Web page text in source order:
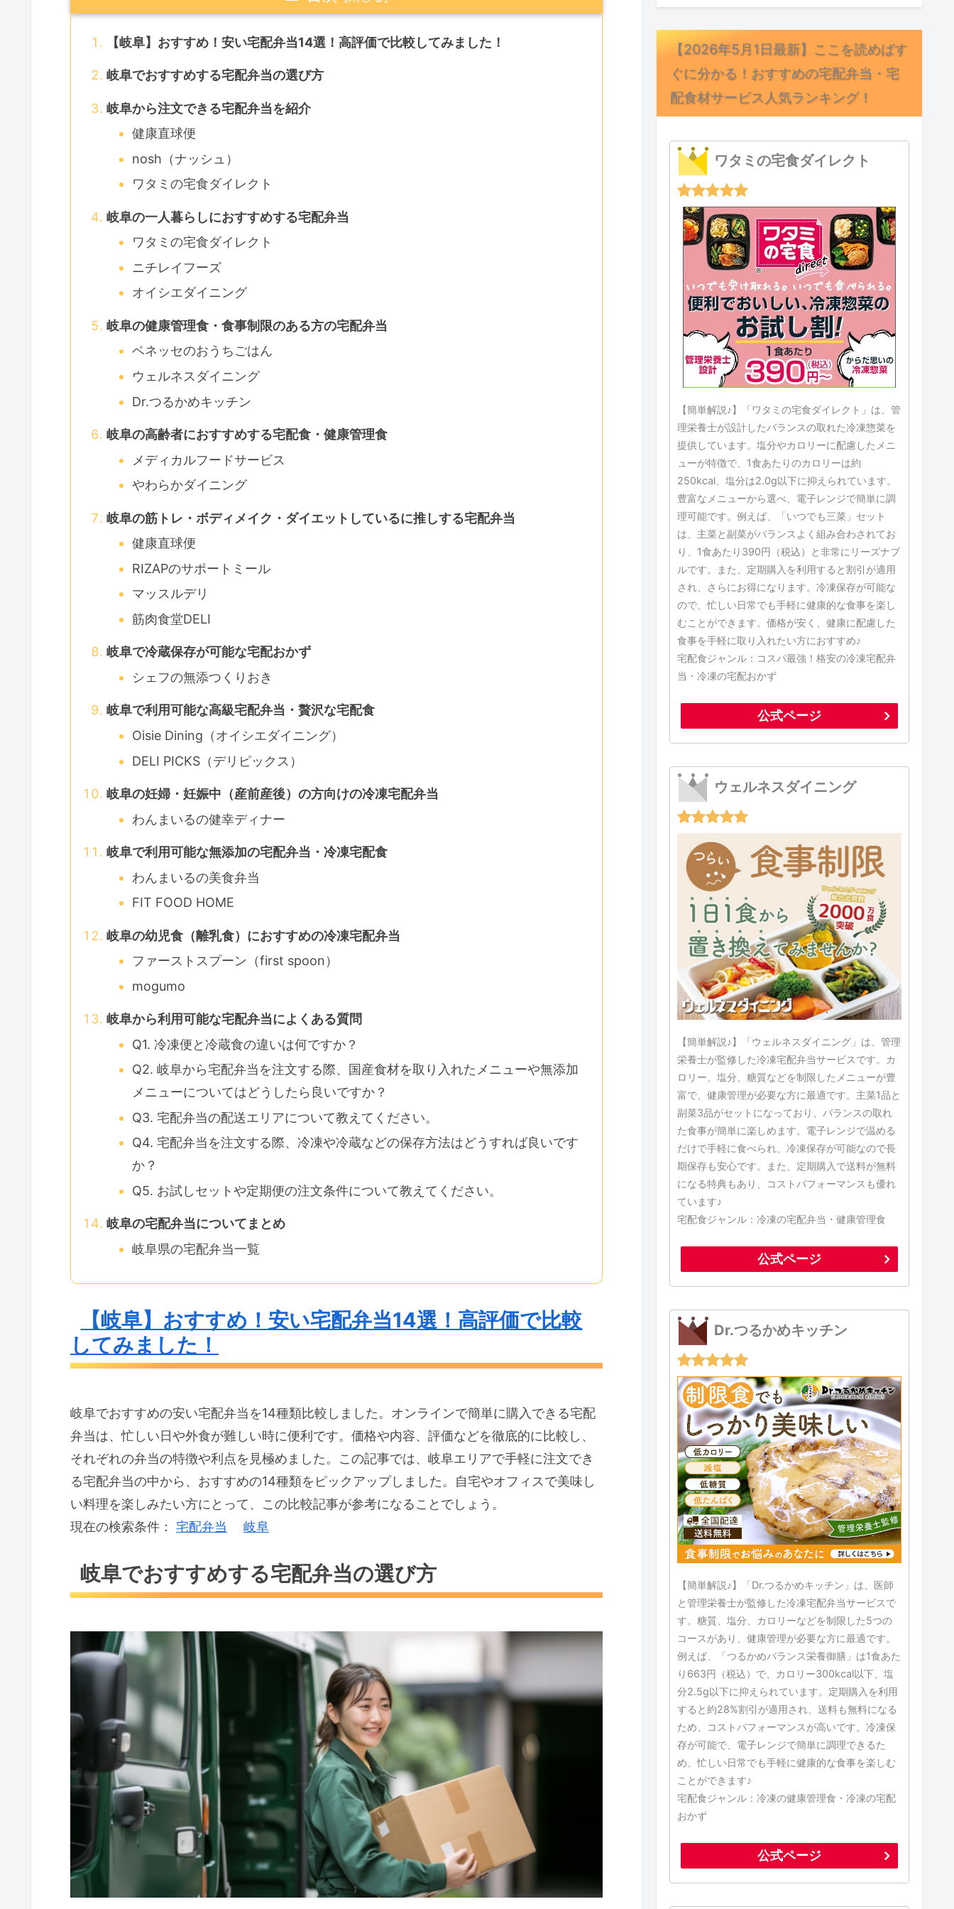
【岐阜】おすすめ！安い宅配弁当14選！高評価で比較してみました！
岐阜でおすすめする宅配弁当の選び方
岐阜から注文できる宅配弁当を紹介
健康直球便
nosh（ナッシュ）
ワタミの宅食ダイレクト
岐阜の一人暮らしにおすすめする宅配弁当
ワタミの宅食ダイレクト
ニチレイフーズ
オイシエダイニング
岐阜の健康管理食・食事制限のある方の宅配弁当
ベネッセのおうちごはん
ウェルネスダイニング
Dr.つるかめキッチン
岐阜の高齢者におすすめする宅配食・健康管理食
メディカルフードサービス
やわらかダイニング
岐阜の筋トレ・ボディメイク・ダイエットしているに推しする宅配弁当
健康直球便
RIZAPのサポートミール
マッスルデリ
筋肉食堂DELI
岐阜で冷蔵保存が可能な宅配おかず
シェフの無添つくりおき
岐阜で利用可能な高級宅配弁当・贅沢な宅配食
Oisie Dining（オイシエダイニング）
DELI PICKS（デリピックス）
岐阜の妊婦・妊娠中（産前産後）の方向けの冷凍宅配弁当
わんまいるの健幸ディナー
岐阜で利用可能な無添加の宅配弁当・冷凍宅配食
わんまいるの美食弁当
FIT FOOD HOME
岐阜の幼児食（離乳食）におすすめの冷凍宅配弁当
ファーストスプーン（first spoon）
mogumo
岐阜から利用可能な宅配弁当によくある質問
Q1. 冷凍便と冷蔵食の違いは何ですか？
Q2. 岐阜から宅配弁当を注文する際、国産食材を取り入れたメニューや無添加
メニューについてはどうしたら良いですか？
Q3. 宅配弁当の配送エリアについて教えてください。
Q4. 宅配弁当を注文する際、冷凍や冷蔵などの保存方法はどうすれば良いです
か？
Q5. お試しセットや定期便の注文条件について教えてください。
岐阜の宅配弁当についてまとめ
岐阜県の宅配弁当一覧
【岐阜】おすすめ！安い宅配弁当14選！高評価で比較
してみました！
岐阜でおすすめの安い宅配弁当を14種類比較しました。オンラインで簡単に購入できる宅配
弁当は、忙しい日や外食が難しい時に便利です。価格や内容、評価などを徹底的に比較し、
それぞれの弁当の特徴や利点を見極めました。この記事では、岐阜エリアで手軽に注文でき
る宅配弁当の中から、おすすめの14種類をピックアップしました。自宅やオフィスで美味し
い料理を楽しみたい方にとって、この比較記事が参考になることでしょう。
現在の検索条件： 宅配弁当 岐阜
岐阜でおすすめする宅配弁当の選び方
【2026年5月1日最新】ここを読めばす
ぐに分かる！おすすめの宅配弁当・宅
配食材サービス人気ランキング！
ワタミの宅食ダイレクト
【簡単解説♪】「ワタミの宅食ダイレクト」は、管
理栄養士が設計したバランスの取れた冷凍惣菜を
提供しています。塩分やカロリーに配慮したメニ
ューが特徴で、1食あたりのカロリーは約
250kcal、塩分は2.0g以下に抑えられています。
豊富なメニューから選べ、電子レンジで簡単に調
理可能です。例えば、「いつでも三菜」セット
は、主菜と副菜がバランスよく組み合わされてお
り、1食あたり390円（税込）と非常にリーズナブ
ルです。また、定期購入を利用すると割引が適用
され、さらにお得になります。冷凍保存が可能な
ので、忙しい日常でも手軽に健康的な食事を楽し
むことができます。価格が安く、健康に配慮した
食事を手軽に取り入れたい方におすすめ♪
宅配食ジャンル：コスパ最強！格安の冷凍宅配弁
当・冷凍の宅配おかず
公式ページ
ウェルネスダイニング
【簡単解説♪】「ウェルネスダイニング」は、管理
栄養士が監修した冷凍宅配弁当サービスです。カ
ロリー、塩分、糖質などを制限したメニューが豊
富で、健康管理が必要な方に最適です。主菜1品と
副菜3品がセットになっており、バランスの取れ
た食事が簡単に楽しめます。電子レンジで温める
だけで手軽に食べられ、冷凍保存が可能なので長
期保存も安心です。また、定期購入で送料が無料
になる特典もあり、コストパフォーマンスも優れ
ています♪
宅配食ジャンル：冷凍の宅配弁当・健康管理食
公式ページ
Dr.つるかめキッチン
【簡単解説♪】「Dr.つるかめキッチン」は、医師
と管理栄養士が監修した冷凍宅配弁当サービスで
す。糖質、塩分、カロリーなどを制限した5つの
コースがあり、健康管理が必要な方に最適です。
例えば、「つるかめバランス栄養御膳」は1食あた
り663円（税込）で、カロリー300kcal以下、塩
分2.5g以下に抑えられています。定期購入を利用
すると約28%割引が適用され、送料も無料になる
ため、コストパフォーマンスが高いです。冷凍保
存が可能で、電子レンジで簡単に調理できるた
め、忙しい日常でも手軽に健康的な食事を楽しむ
ことができます♪
宅配食ジャンル：冷凍の健康管理食・冷凍の宅配
おかず
公式ページ